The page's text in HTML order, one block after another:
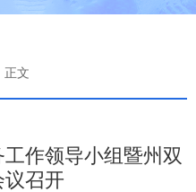
正文
作领导小组暨州双
召开